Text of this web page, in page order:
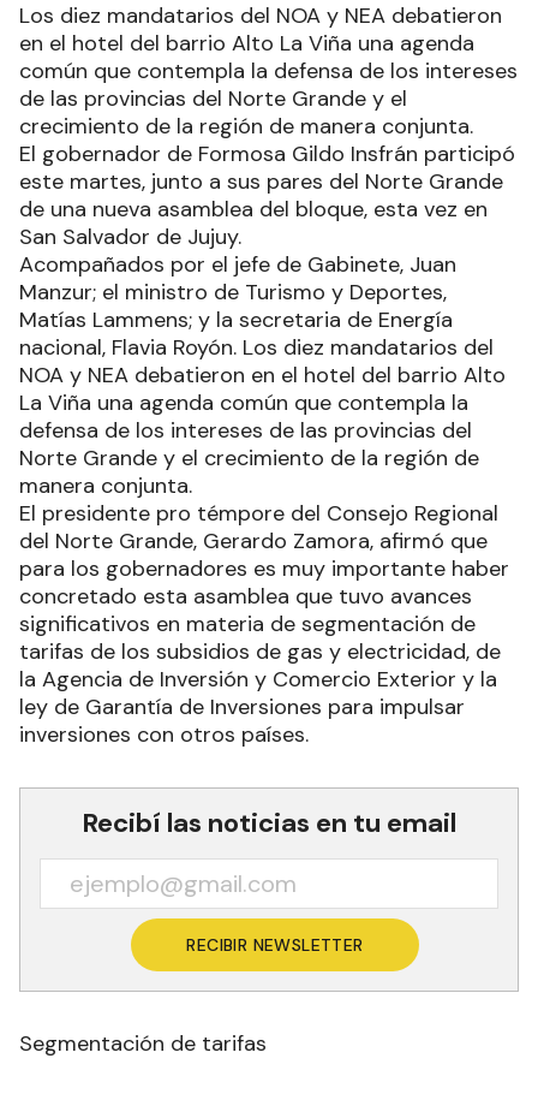
Los diez mandatarios del NOA y NEA debatieron
en el hotel del barrio Alto La Viña una agenda
común que contempla la defensa de los intereses
de las provincias del Norte Grande y el
crecimiento de la región de manera conjunta.
El gobernador de Formosa Gildo Insfrán participó
este martes, junto a sus pares del Norte Grande
de una nueva asamblea del bloque, esta vez en
San Salvador de Jujuy.
Acompañados por el jefe de Gabinete, Juan
Manzur; el ministro de Turismo y Deportes,
Matías Lammens; y la secretaria de Energía
nacional, Flavia Royón. Los diez mandatarios del
NOA y NEA debatieron en el hotel del barrio Alto
La Viña una agenda común que contempla la
defensa de los intereses de las provincias del
Norte Grande y el crecimiento de la región de
manera conjunta.
El presidente pro témpore del Consejo Regional
del Norte Grande, Gerardo Zamora, afirmó que
para los gobernadores es muy importante haber
concretado esta asamblea que tuvo avances
significativos en materia de segmentación de
tarifas de los subsidios de gas y electricidad, de
la Agencia de Inversión y Comercio Exterior y la
ley de Garantía de Inversiones para impulsar
inversiones con otros países.
Recibí las noticias en tu email
RECIBIR NEWSLETTER
Segmentación de tarifas